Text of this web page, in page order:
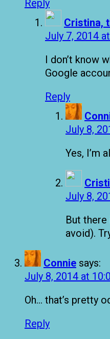
Reply
Cristina,
July 7, 2014
I don’t know
Google
Reply
July 8,
Yes, I’m
July 8,
But
avoid).
Connie says:
July 8, 2014 at
Oh… that’s pretty
Reply